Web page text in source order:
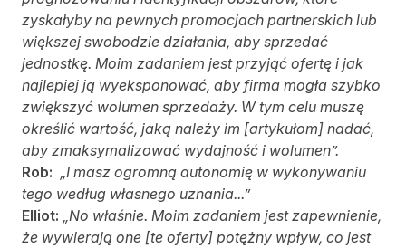
zyskałyby na pewnych promocjach partnerskich lub
większej swobodzie działania, aby sprzedać
jednostkę. Moim zadaniem jest przyjąć ofertę i jak
najlepiej ją wyeksponować, aby firma mogła szybko
zwiększyć wolumen sprzedaży. W tym celu muszę
określić wartość, jaką należy im [artykułom] nadać,
aby zmaksymalizować wydajność i wolumen”.
Rob: „I masz ogromną autonomię w wykonywaniu
tego według własnego uznania...”
Elliot: „No właśnie. Moim zadaniem jest zapewnienie,
że wywierają one [te oferty] potężny wpływ, co jest